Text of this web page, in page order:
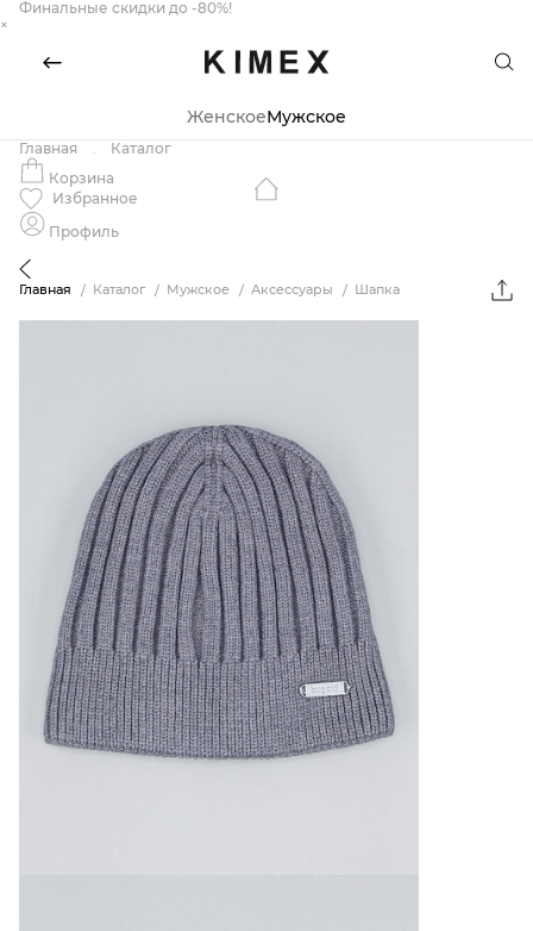
Финальные скидки до -80%!
×
ЖенскоеМужское
Главная
Каталог
Корзина
Избранное
Профиль
Главная Каталог Мужское Аксессуары Шапка